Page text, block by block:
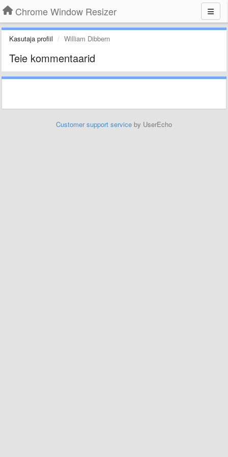
Chrome Window Resizer
Kasutaja profiil William Dibbern
Teie kommentaarid
Customer support service by UserEcho